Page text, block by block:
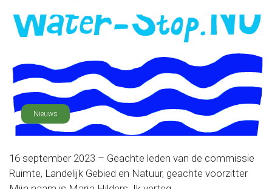
Nieuws
16 september 2023 – Geachte leden van de commissie
Ruimte, Landelijk Gebied en Natuur, geachte voorzitter